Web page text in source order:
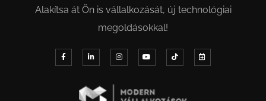
Alakítsa át Ön is vállalkozását, új technológiai
megoldásokkal!